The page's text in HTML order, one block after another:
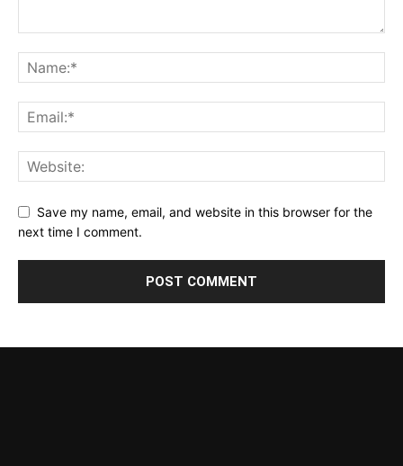
Save my name, email, and website in this browser for the
next time I comment.